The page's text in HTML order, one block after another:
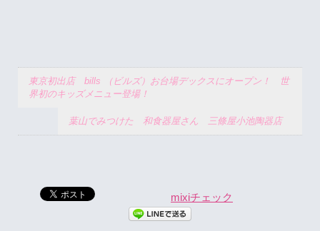
東京初出店 bills （ビルズ）お台場デックスにオープン！ 世
界初のキッズメニュー登場！
葉山でみつけた 和食器屋さん 三條屋小池陶器店
mixiチェック